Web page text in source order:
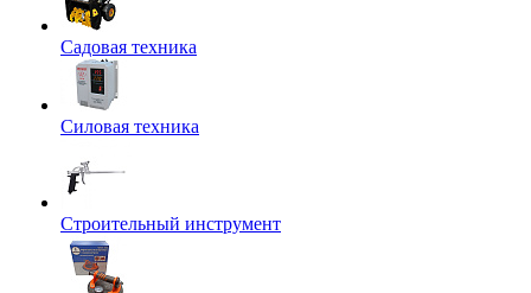
Садовая техника
Силовая техника
Строительный инструмент